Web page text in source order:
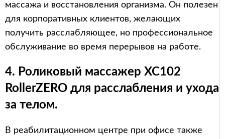
массажа и восстановления организма. Он полезен
для корпоративных клиентов, желающих
получить расслабляющее, но профессиональное
обслуживание во время перерывов на работе.
4. Роликовый массажер XC102
RollerZERO для расслабления и ухода
за телом.
В реабилитационном центре при офисе также